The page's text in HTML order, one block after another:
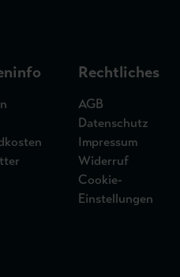
Rechtliches
AGB
Datenschutz
Impressum
Widerruf
Cookie-
Einstellungen